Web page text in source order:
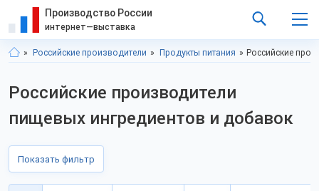
Производство России
интернет—выставка
Российские производители Продукты питания Российские
Российские производители
пищевых ингредиентов и добавок
Показать фильтр